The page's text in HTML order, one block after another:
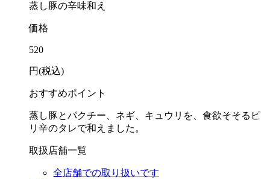
蒸し豚の辛味和え
価格
520
円(税込)
おすすめポイント
蒸し豚とパクチー、ネギ、キュウリを、食欲そそるピ
リ辛のタレで和えました。
取扱店舗一覧
全店舗での取り扱いです